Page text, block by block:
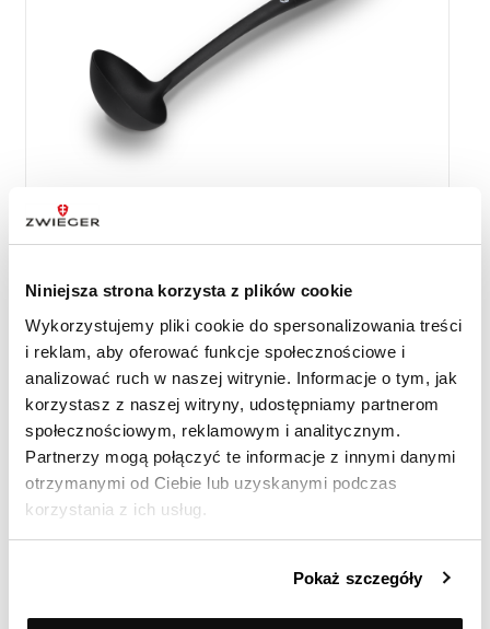
Niniejsza strona korzysta z plików cookie
Wykorzystujemy pliki cookie do spersonalizowania treści
i reklam, aby oferować funkcje społecznościowe i
analizować ruch w naszej witrynie. Informacje o tym, jak
korzystasz z naszej witryny, udostępniamy partnerom
społecznościowym, reklamowym i analitycznym.
Partnerzy mogą połączyć te informacje z innymi danymi
otrzymanymi od Ciebie lub uzyskanymi podczas
korzystania z ich usług.
Pokaż szczegóły
Chochla Red Line Zwieger
16